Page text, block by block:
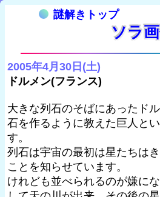
謎解きトップ
ソラ
2005年4月30日(土)
ドルメン(フランス)
大きな列石のそばにあったド
石を作るように教えた巨人と
す。
列石は宇宙の最初は星たちは
ことを知らせています。
けれども並べられるのが嫌に